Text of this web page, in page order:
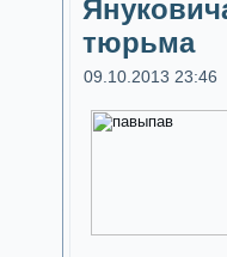
тюрьма
09.10.2013 23:46